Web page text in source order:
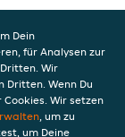
Daten in
Dein
für Analysen zur
Wir
Dritten. Wenn Du
Wir setzen
, um zu
um Deine